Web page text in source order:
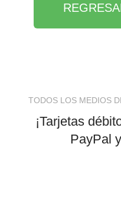
TODOS LOS MEDIOS
¡Tarjetas
PayPal